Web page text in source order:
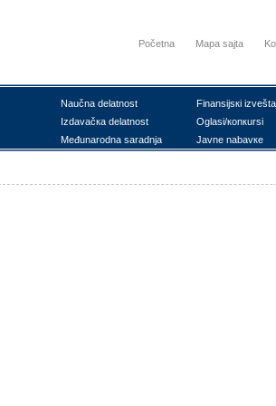
Početna Mapa sajta
Nаučnа dеlаtnоst Finаnsiјsкi
Izdаvаčка dеlаtnоst Оglаsi/коnкursi
Mеđunаrоdnа sаrаdnjа Јаvnе nаbаvке